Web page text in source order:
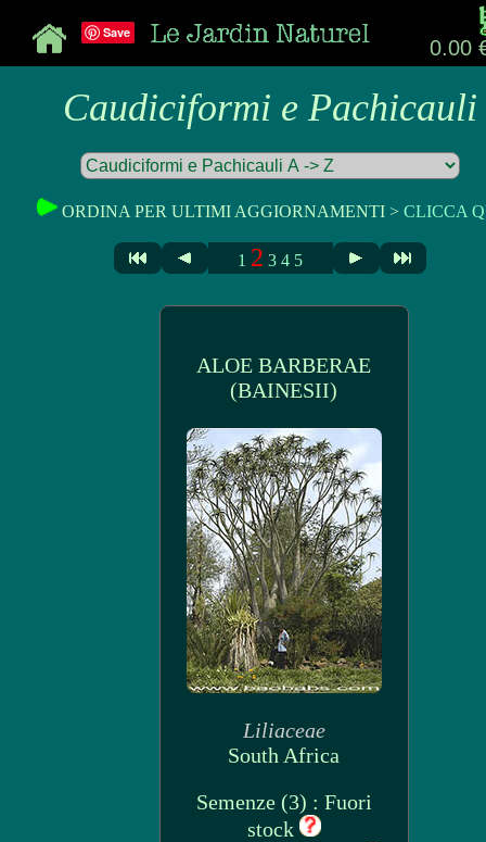
0.00
Save
Caudiciformi e Pachicauli
ORDINA PER ULTIMI AGGIORNAMENTI > CLICCA
1 2 3 4 5
ALOE BARBERAE
(BAINESII)
Liliaceae
South Africa
Semenze (3) : Fuori
stock